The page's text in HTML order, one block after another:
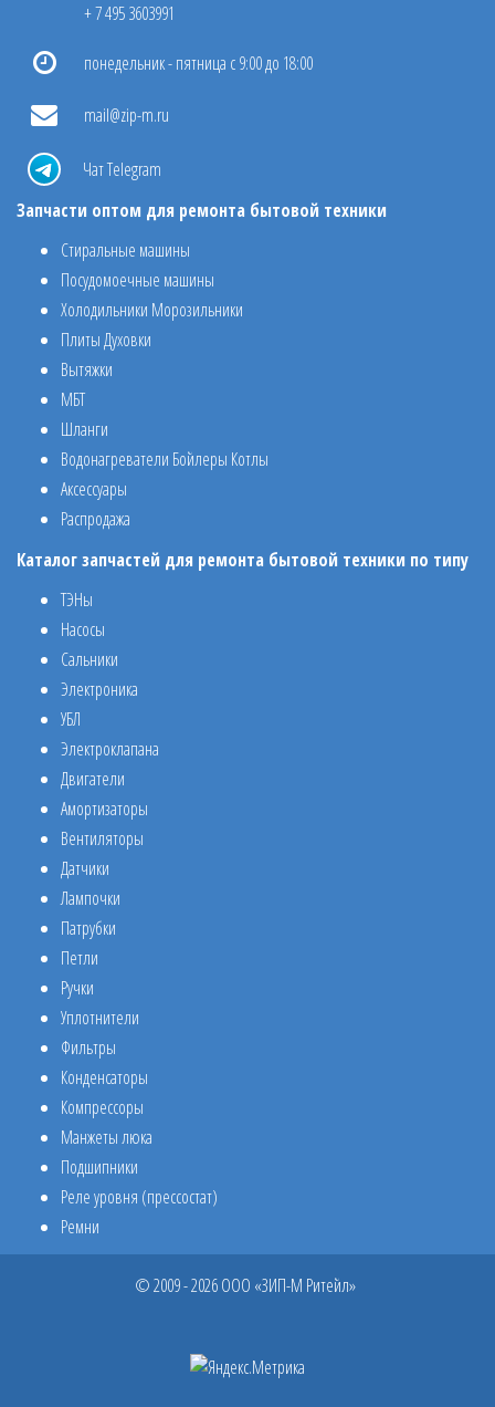
+ 7 495 3603991
понедельник - пятница с 9:00 до 18:00
mail@zip-m.ru
Чат Telegram
Запчасти оптом для ремонта бытовой техники
Стиральные машины
Посудомоечные машины
Холодильники Морозильники
Плиты Духовки
Вытяжки
МБТ
Шланги
Водонагреватели Бойлеры Котлы
Аксессуары
Распродажа
Каталог запчастей для ремонта бытовой техники по типу
ТЭНы
Насосы
Сальники
Электроника
УБЛ
Электроклапана
Двигатели
Амортизаторы
Вентиляторы
Датчики
Лампочки
Патрубки
Петли
Ручки
Уплотнители
Фильтры
Конденсаторы
Компрессоры
Манжеты люка
Подшипники
Реле уровня (прессостат)
Ремни
© 2009 - 2026 ООО «ЗИП-М Ритейл»